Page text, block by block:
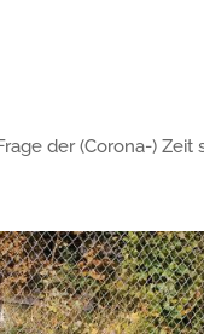
der (Corona-) Zeit